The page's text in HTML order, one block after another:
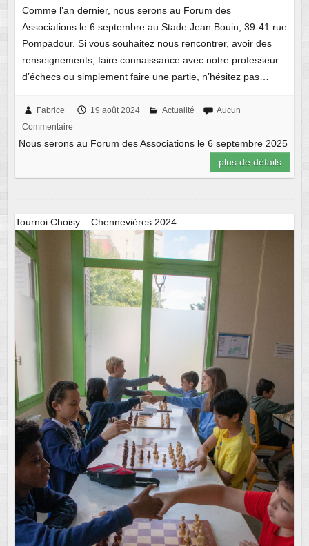
Comme l’an dernier, nous serons au Forum des
Associations le 6 septembre au Stade Jean Bouin, 39-41 rue
Pompadour. Si vous souhaitez nous rencontrer, avoir des
renseignements, faire connaissance avec notre professeur
d’échecs ou simplement faire une partie, n’hésitez pas…
Fabrice 19 août 2024 Actualité
Aucun
Commentaire
Nous serons au Forum des Associations le 6 septembre 2025
plus de détails
Tournoi Choisy – Chennevières 2024